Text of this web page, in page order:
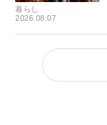
暮らし
2026.08.07